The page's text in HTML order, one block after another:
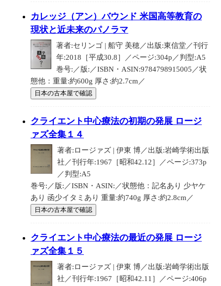
カレッジ（アン）バウンド 米国高等教育の
現状と近未来のパノラマ
著者:セリンゴ | 船守 美穂／出版:東信堂／刊行
年:2018［平成30.8］／ページ:304p／判型:A5
巻号:／版:／ISBN・ASIN:9784798915005／状
態他：重量:約600g 厚さ:約2.7cm／
日本の古本屋で確認
クライエント中心療法の初期の発展 ロージ
ァズ全集１４
著者:ロージァズ | 伊東 博／出版:岩崎学術出版
社／刊行年:1967［昭和42.12］／ページ:373p
／判型:A5
巻号:／版:／ISBN・ASIN:／状態他：記名あり 少ヤケ
あり 函少イタミあり 重量:約740g 厚さ:約2.8cm／
日本の古本屋で確認
クライエント中心療法の最近の発展 ロージ
ァズ全集１５
著者:ロージァズ | 伊東 博／出版:岩崎学術出版
社／刊行年:1967［昭和42.11］／ページ:406p